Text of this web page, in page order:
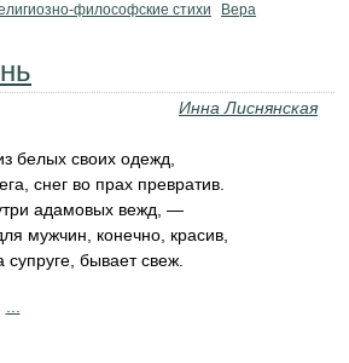
философские стихи Вера
Инна Лиснянская
белых своих одежд,
снег во прах превратив.
адамовых вежд, —
мужчин, конечно, красив,
супруге, бывает свеж.